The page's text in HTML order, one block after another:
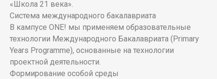
«Школа 21 века».
Система международного бакалавриата
В кампусе ONE! мы применяем образовательные
технологии Международного Бакалавриата (Primary
Years Programme), основанные на технологии
проектной деятельности.
Формирование особой среды